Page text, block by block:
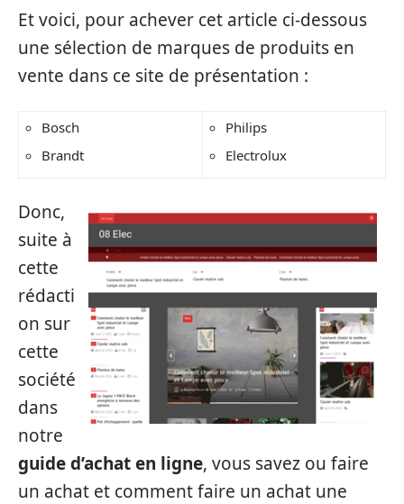
Et voici, pour achever cet article ci-dessous
une sélection de marques de produits en
vente dans ce site de présentation :
Bosch
Brandt
Philips
Electrolux
Donc,
suite à
cette
rédacti
on sur
cette
société
dans
notre
guide d’achat en ligne, vous savez ou faire
un achat et comment faire un achat une